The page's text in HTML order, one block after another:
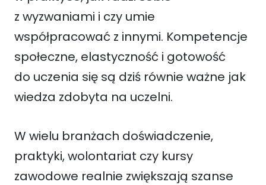
z wyzwaniami i czy umie
współpracować z innymi. Kompetencje
społeczne, elastyczność i gotowość
do uczenia się są dziś równie ważne jak
wiedza zdobyta na uczelni.
W wielu branżach doświadczenie,
praktyki, wolontariat czy kursy
zawodowe realnie zwiększają szanse